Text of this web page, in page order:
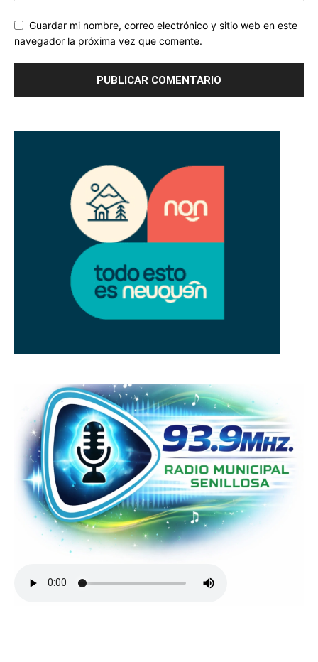
Guardar mi nombre, correo electrónico y sitio web en este
navegador la próxima vez que comente.